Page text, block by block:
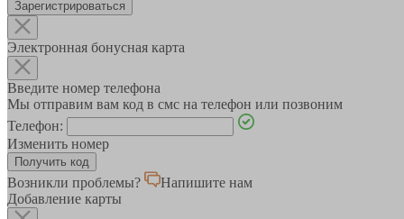
Зарегистрироваться
Электронная бонусная карта
Введите номер телефона
Мы отправим вам код в смс на телефон или позвоним
Телефон:
Изменить номер
Возникли проблемы?
Напишите нам
Добавление карты